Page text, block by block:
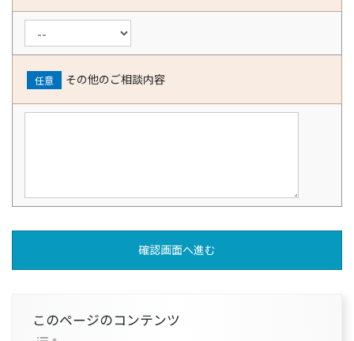
任意 その他のご相談内容
このページのコンテンツ